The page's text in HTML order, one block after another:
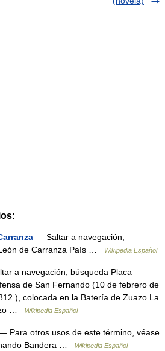
— Saltar a navegación,
de Carranza País …
Wikipedia Español
a navegación, búsqueda Placa
de San Fernando (10 de febrero de
), colocada en la Batería de Zuazo La
…
Wikipedia Español
Para otros usos de este término, véase
Bandera …
Wikipedia Español